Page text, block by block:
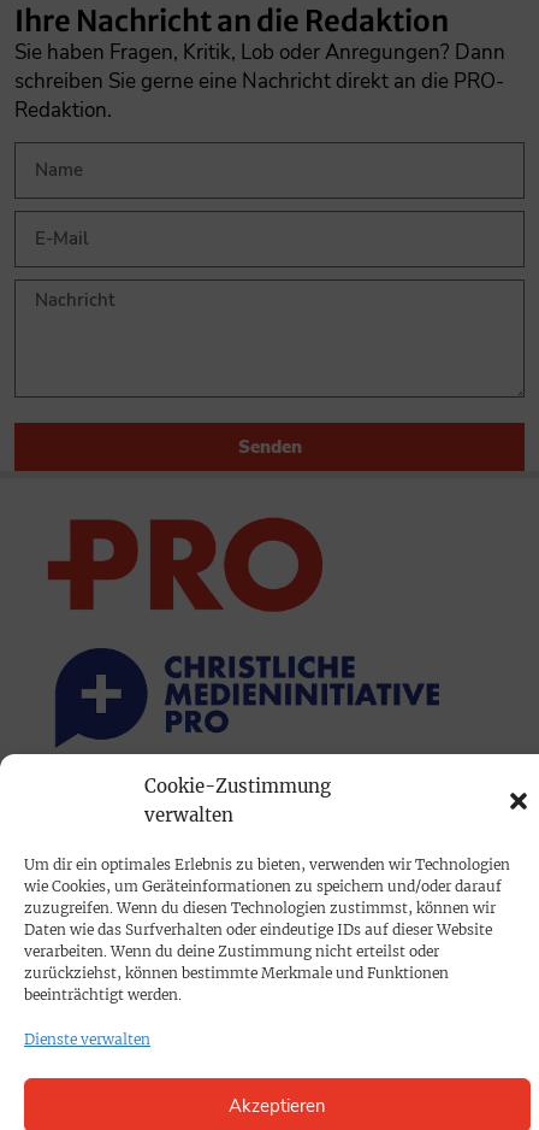
Cookie-Zustimmung
verwalten
Um dir ein optimales Erlebnis zu bieten, verwenden wir Technologien
wie Cookies, um Geräteinformationen zu speichern und/oder darauf
zuzugreifen. Wenn du diesen Technologien zustimmst, können wir
Daten wie das Surfverhalten oder eindeutige IDs auf dieser Website
verarbeiten. Wenn du deine Zustimmung nicht erteilst oder
zurückziehst, können bestimmte Merkmale und Funktionen
beeinträchtigt werden.
Dienste verwalten
Akzeptieren
Ihre Nachricht an die Redaktion
Sie haben Fragen, Kritik, Lob oder Anregungen? Dann
schreiben Sie gerne eine Nachricht direkt an die PRO-
Redaktion.
Senden
PRINTAUSGABE
PROKOMPAKT
Impressum